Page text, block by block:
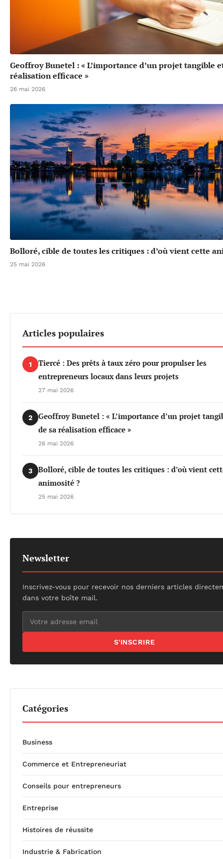
Geoffroy Bunetel : « L’importance d’un projet tangible
réalisation efficace »
26 mai 2026
Bolloré, cible de toutes les critiques : d’où vient cette
25 mai 2026
Articles populaires
1
Tiercé : Des prêts à taux zéro pour propulser les
entrepreneurs locaux dans leurs projets
27 mai 2026
2
Geoffroy Bunetel : « L’importance d’un projet
de sa réalisation efficace »
26 mai 2026
3
Bolloré, cible de toutes les critiques : d’où vient
animosité ?
25 mai 2026
Newsletter
Inscrivez-vous pour recevoir nos derniers articles
dans votre boîte mail.
S'INSCRIRE
Catégories
Business
Commerce et Entrepreneuriat
Conseils pour entrepreneurs
Entreprise
Histoires de réussite
Industrie & Fabrication